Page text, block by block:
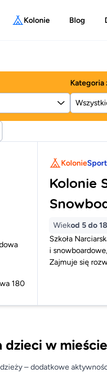
Kolonie Blog
Kategoria
180
KolonieSport
Kolonie
Wiekod 5 do
Szkoła
i
Zajmuje się
w
– dodatkowe